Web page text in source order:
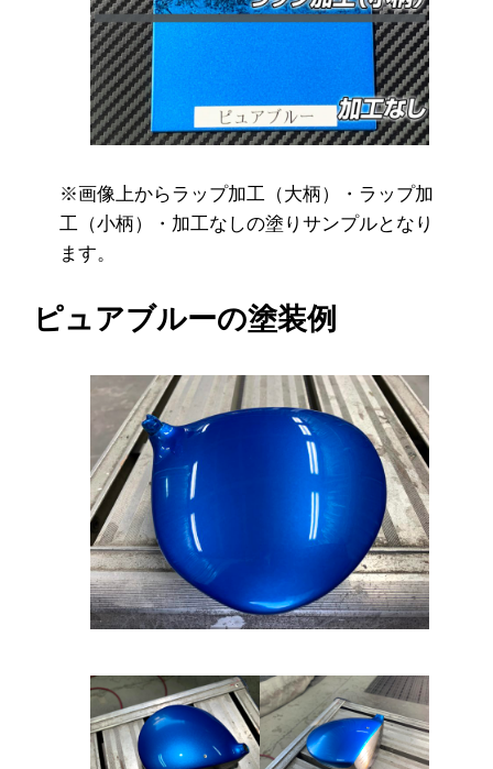
※画像上からラップ加工（大柄）・ラップ加
工（小柄）・加工なしの塗りサンプルとなり
ます。
ピュアブルーの塗装例